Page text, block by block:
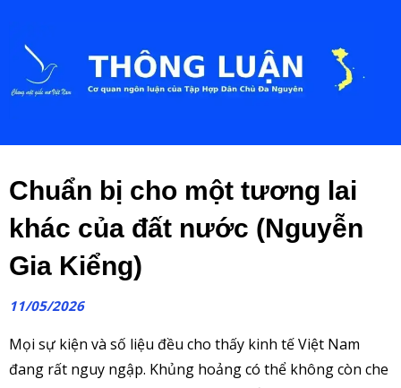
Chuẩn bị cho một tương lai
khác của đất nước (Nguyễn
Gia Kiểng)
11/05/2026
Mọi sự kiện và số liệu đều cho thấy kinh tế Việt Nam
đang rất nguy ngập. Khủng hoảng có thể không còn che